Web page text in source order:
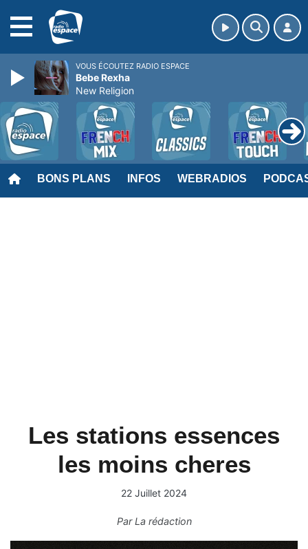
BONS PLANS INFOS WEBRADIOS
Les stations essences
les moins cheres
22 Juillet 2024
ParLa rédaction
VOUS ÉCOUTEZ RADIO ESPACE
Bebe Rexha
New Religion